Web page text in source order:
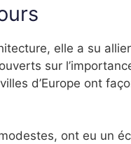
elle a su
sur
d’Europe ont
ont eu un